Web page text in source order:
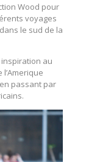
Wood pour
voyages
le sud de la
au
passant par